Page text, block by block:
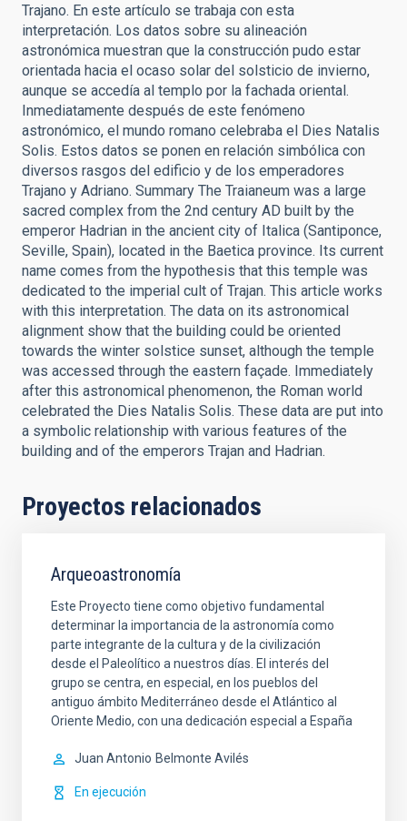
Trajano. En este artículo se trabaja con esta
interpretación. Los datos sobre su alineación
astronómica muestran que la construcción pudo estar
orientada hacia el ocaso solar del solsticio de invierno,
aunque se accedía al templo por la fachada oriental.
Inmediatamente después de este fenómeno
astronómico, el mundo romano celebraba el Dies Natalis
Solis. Estos datos se ponen en relación simbólica con
diversos rasgos del edificio y de los emperadores
Trajano y Adriano. Summary The Traianeum was a large
sacred complex from the 2nd century AD built by the
emperor Hadrian in the ancient city of Italica (Santiponce,
Seville, Spain), located in the Baetica province. Its current
name comes from the hypothesis that this temple was
dedicated to the imperial cult of Trajan. This article works
with this interpretation. The data on its astronomical
alignment show that the building could be oriented
towards the winter solstice sunset, although the temple
was accessed through the eastern façade. Immediately
after this astronomical phenomenon, the Roman world
celebrated the Dies Natalis Solis. These data are put into
a symbolic relationship with various features of the
building and of the emperors Trajan and Hadrian.
Proyectos relacionados
Arqueoastronomía
Este Proyecto tiene como objetivo fundamental
determinar la importancia de la astronomía como
parte integrante de la cultura y de la civilización
desde el Paleolítico a nuestros días. El interés del
grupo se centra, en especial, en los pueblos del
antiguo ámbito Mediterráneo desde el Atlántico al
Oriente Medio, con una dedicación especial a España
Juan Antonio Belmonte Avilés
En ejecución